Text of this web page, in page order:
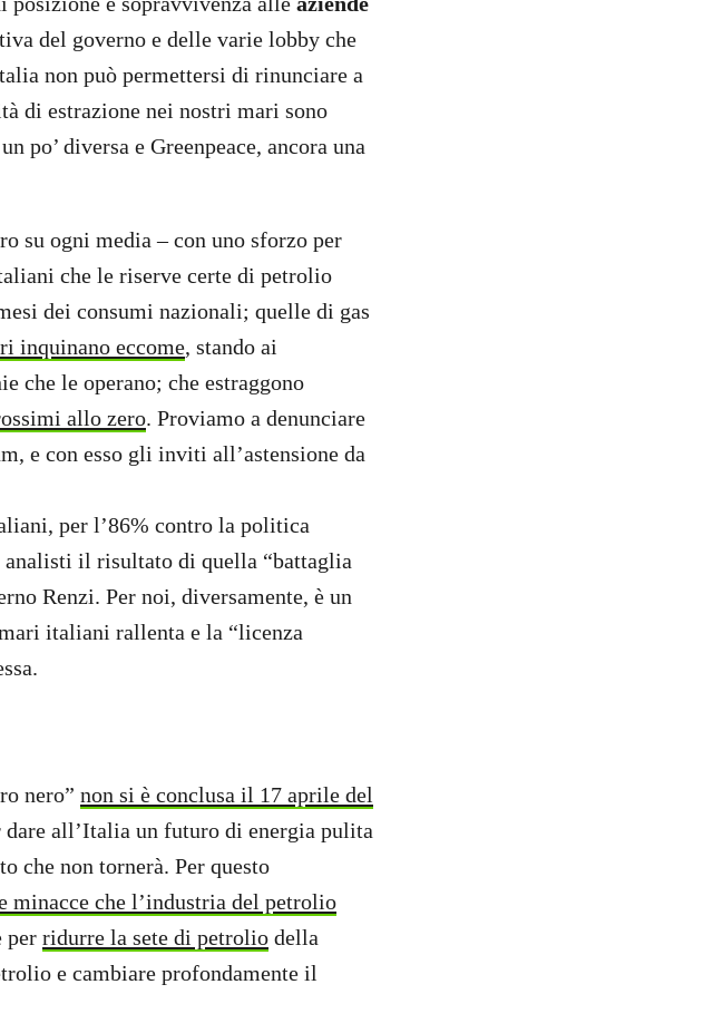
del governo e delle varie lobby che
non può permettersi di rinunciare a
di estrazione nei nostri mari sono
po’ diversa e Greenpeace, ancora una
su ogni media – con uno sforzo per
che le riserve certe di petrolio
dei consumi nazionali; quelle di gas
inquinano eccome, stando ai
che le operano; che estraggono
allo zero. Proviamo a denunciare
e con esso gli inviti all’astensione da
per l’86% contro la politica
il risultato di quella “battaglia
Renzi. Per noi, diversamente, è un
italiani rallenta e la “licenza
nero” non si è conclusa il 17 aprile del
dare all’Italia un futuro di energia pulita
che non tornerà. Per questo
minacce che l’industria del petrolio
per ridurre la sete di petrolio della
e cambiare profondamente il